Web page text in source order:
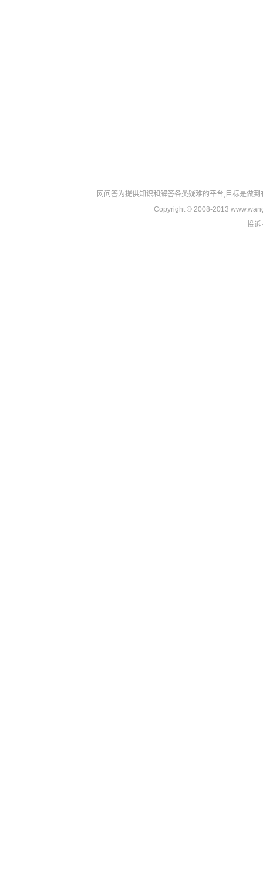
网问答为提供知识和解答各类疑难的平台,目标是做
Copyright © 2008-2013
投诉